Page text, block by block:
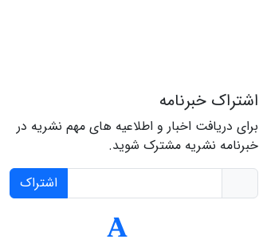
اشتراک خبرنامه
برای دریافت اخبار و اطلاعیه های مهم نشریه در
خبرنامه نشریه مشترک شوید.
اشتراک